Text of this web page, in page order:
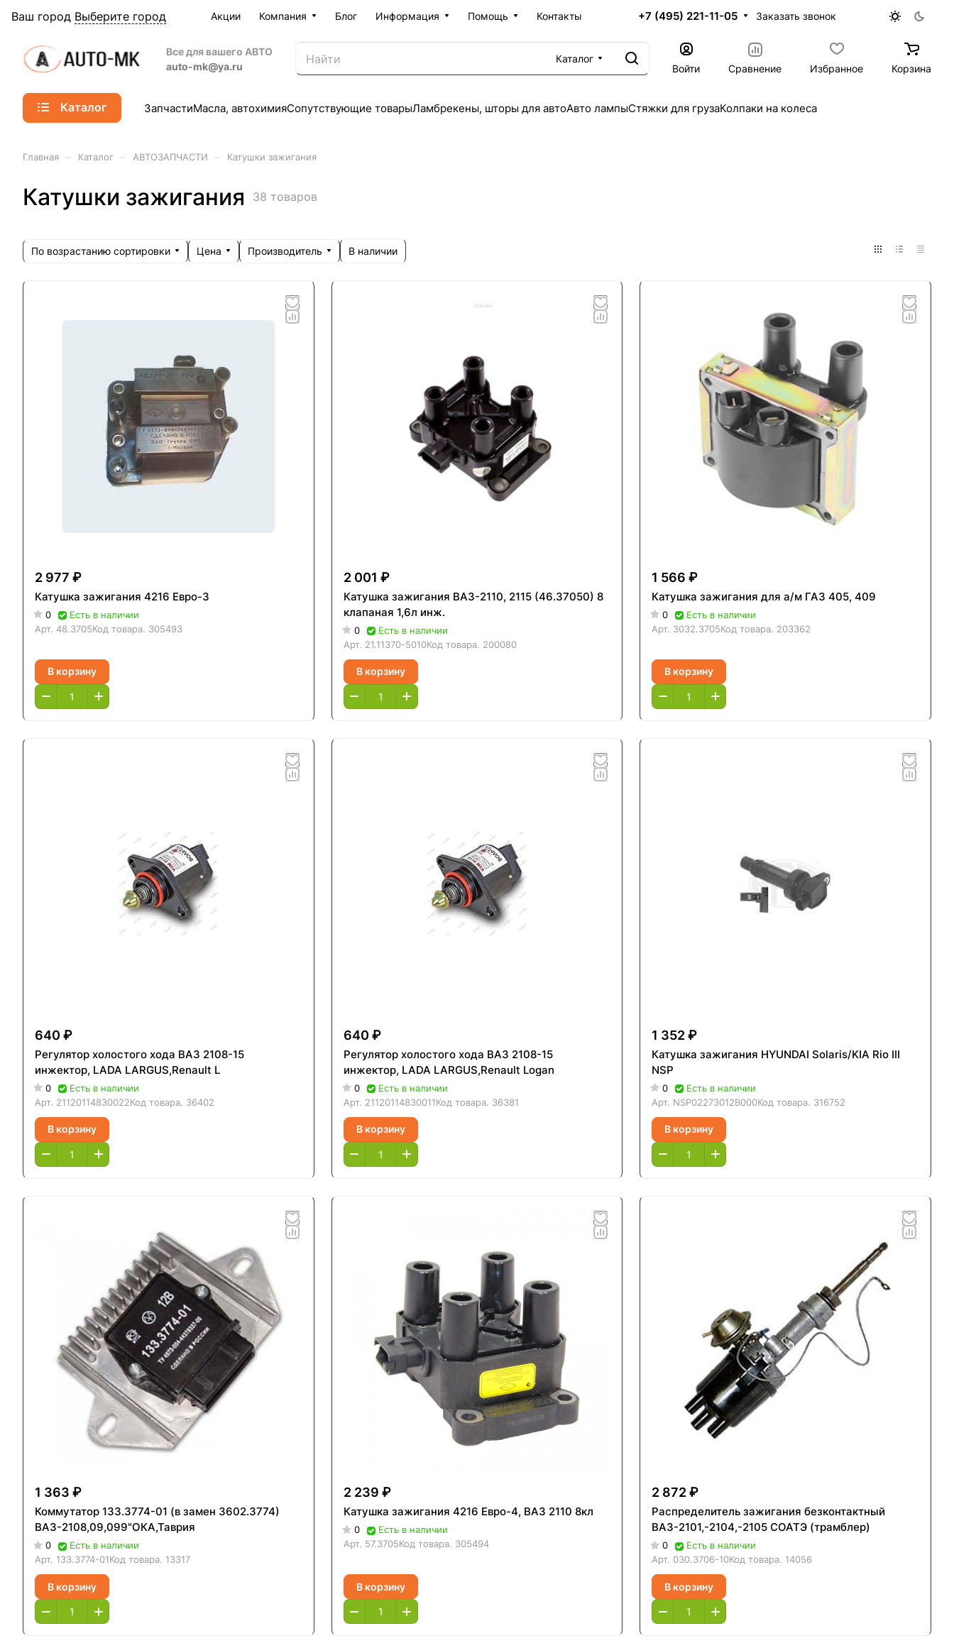
Ваш город Выберите город Акции Компания Блог Информация Помощь Контакты +7 (495) 221-11-05 Заказать звонок
Все для вашего АВТО
auto-mk@ya.ru
Каталог
Войти
Сравнение Избранное Корзина
Каталог ЗапчастиМасла, автохимияСопутствующие товарыЛамбрекены, шторы для автоАвто лампыСтяжки для грузаКолпаки на колеса
Главная Каталог АВТОЗАПЧАСТИ Катушки зажигания
Катушки зажигания 38 товаров
По возрастанию сортировки Цена Производитель В наличии
2 977 ₽
Катушка зажигания 4216 Евро-3
0
Есть в наличии
Арт. 48.3705Код товара. 305493
В корзину
2 001 ₽
Катушка зажигания ВАЗ-2110, 2115 (46.37050) 8
клапаная 1,6л инж.
0
Есть в наличии
Арт. 21.11370-5010Код товара. 200080
В корзину
1 566 ₽
Катушка зажигания для а/м ГАЗ 405, 409
0
Есть в наличии
Арт. 3032.3705Код товара. 203362
В корзину
640 ₽
Регулятор холостого хода ВАЗ 2108-15
инжектор, LADA LARGUS,Renault L
0
Есть в наличии
Арт. 21120114830022Код товара. 36402
В корзину
640 ₽
Регулятор холостого хода ВАЗ 2108-15
инжектор, LADA LARGUS,Renault Logan
0
Есть в наличии
Арт. 21120114830011Код товара. 36381
В корзину
1 352 ₽
Катушка зажигания HYUNDAI Solaris/KIA Rio III
NSP
0
Есть в наличии
Арт. NSP02273012B000Код товара. 316752
В корзину
1 363 ₽
Коммутатор 133.3774-01 (в замен 3602.3774)
ВАЗ-2108,09,099"ОКА,Таврия
0
Есть в наличии
Арт. 133.3774-01Код товара. 13317
В корзину
2 239 ₽
Катушка зажигания 4216 Евро-4, ВАЗ 2110 8кл
0
Есть в наличии
Арт. 57.3705Код товара. 305494
В корзину
2 872 ₽
Распределитель зажигания безконтактный
ВАЗ-2101,-2104,-2105 СОАТЭ (трамблер)
0
Есть в наличии
Арт. 030.3706-10Код товара. 14056
В корзину